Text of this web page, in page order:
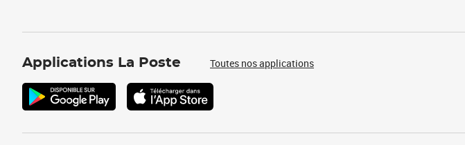
Applications La Poste Toutes nos applications